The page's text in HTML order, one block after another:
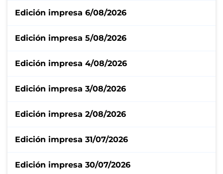
Edición impresa 6/08/2026
Edición impresa 5/08/2026
Edición impresa 4/08/2026
Edición impresa 3/08/2026
Edición impresa 2/08/2026
Edición impresa 31/07/2026
Edición impresa 30/07/2026